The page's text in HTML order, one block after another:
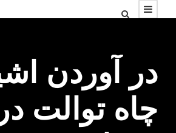
در آوردن
چاه توالت در